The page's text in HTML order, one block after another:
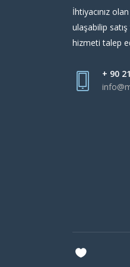
İhtiyacınız
ulaşabilip
hizmeti talep
+ 90